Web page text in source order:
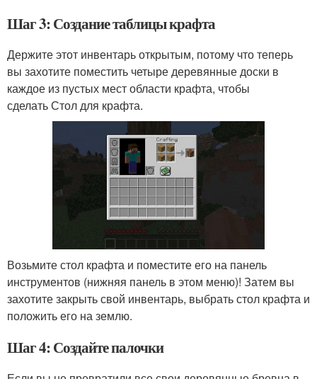
Шаг 3: Создание таблицы крафта
Держите этот инвентарь открытым, потому что теперь
вы захотите поместить четыре деревянные доски в
каждое из пустых мест области крафта, чтобы
сделать Стол для крафта.
Возьмите стол крафта и поместите его на панель
инструментов (нижняя панель в этом меню)! Затем вы
захотите закрыть свой инвентарь, выбрать стол крафта и
положить его на землю.
Шаг 4: Создайте палочки